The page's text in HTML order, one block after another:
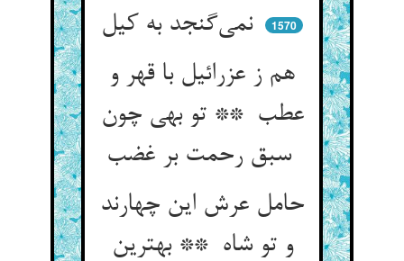
نمی‌گنجد به کیل
1570
هم ز عزرائیل با قهر و
عطب ** تو بهی چون
سبق رحمت بر غضب
حامل عرش این چهارند
و تو شاه ** بهترین